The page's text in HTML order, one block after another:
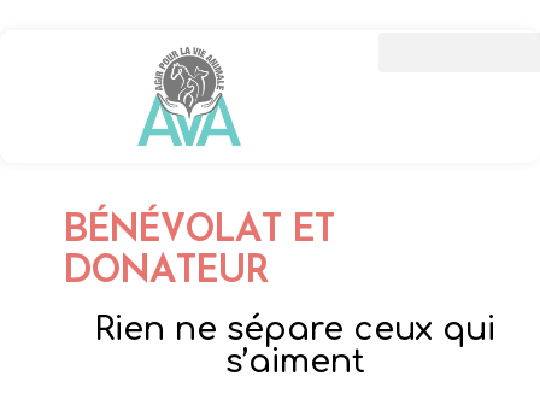
BÉNÉVOLAT ET
DONATEUR
Rien ne sépare ceux qui
s’aiment